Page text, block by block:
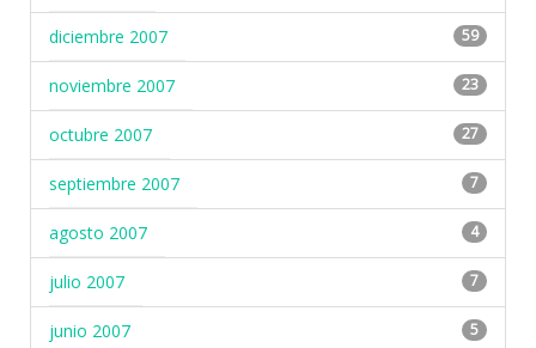
diciembre 2007 59
noviembre 2007 23
octubre 2007 27
septiembre 2007 7
agosto 2007 4
julio 2007 7
junio 2007 5